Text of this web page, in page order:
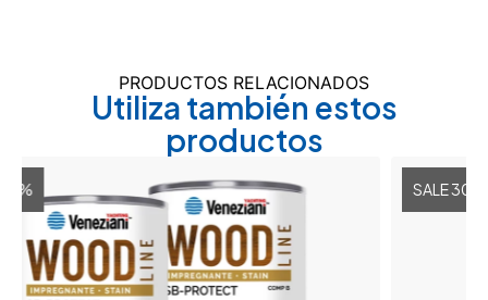
PRODUCTOS RELACIONADOS
Utiliza también estos
productos
SALE 30%